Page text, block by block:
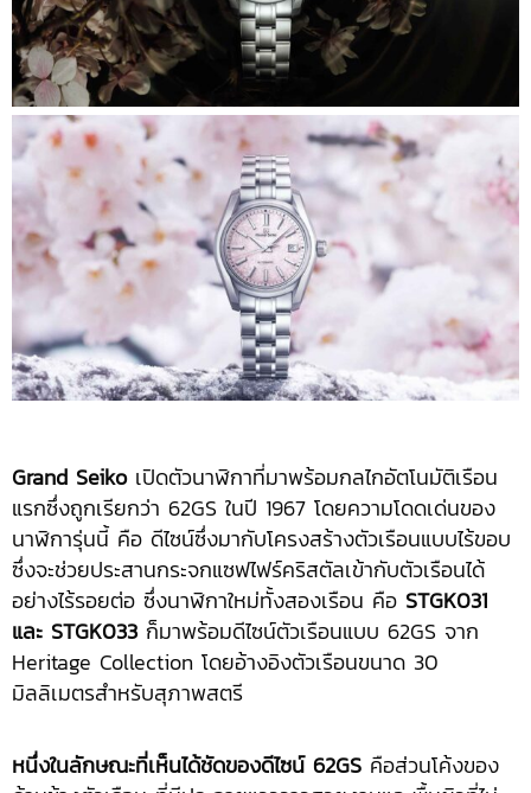
Grand Seikoเปิดตัวนาฬิกาที่มาพร้อมกลไกอัตโนมัติเรือน
แรกซึ่งถูกเรียกว่า 62GS ในปี 1967 โดยความโดดเด่นของ
นาฬิการุ่นนี้ คือ ดีไซน์ซึ่งมากับโครงสร้างตัวเรือนแบบไร้ขอบ
ซึ่งจะช่วยประสานกระจกแซฟไฟร์คริสตัลเข้ากับตัวเรือนได้
อย่างไร้รอยต่อ ซึ่งนาฬิกาใหม่ทั้งสองเรือน คือ STGK031
และ STGK033 ก็มาพร้อมดีไซน์ตัวเรือนแบบ 62GS จาก
Heritage Collection โดยอ้างอิงตัวเรือนขนาด 30
มิลลิเมตรสำหรับสุภาพสตรี
หนึ่งในลักษณะที่เห็นได้ชัดของดีไซน์ 62GS คือส่วนโค้งของ